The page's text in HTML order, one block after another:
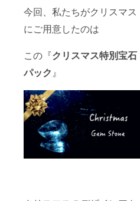
今回、私たちがクリスマス
にご用意したのは
この『クリスマス特別宝石
パック』